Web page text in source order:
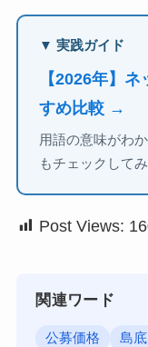
▼ 実践ガイド
【2026年】
すめ比較 →
用語の意味がわ
もチェックして
Post Views:
関連ワード
公募価格 島底